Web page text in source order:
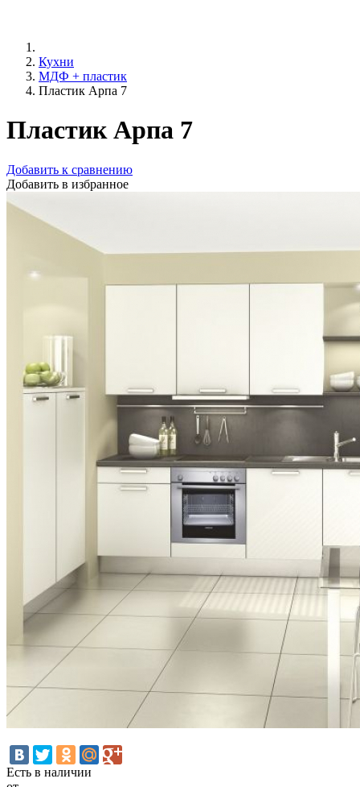
Кухни
МДФ + пластик
Пластик Арпа 7
Пластик Арпа 7
Добавить к сравнению
Добавить в избранное
Есть в наличии